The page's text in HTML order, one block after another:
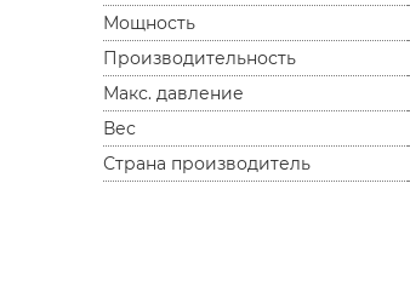
Мощность
Производительность
Макс. давление
Вес
Страна производитель